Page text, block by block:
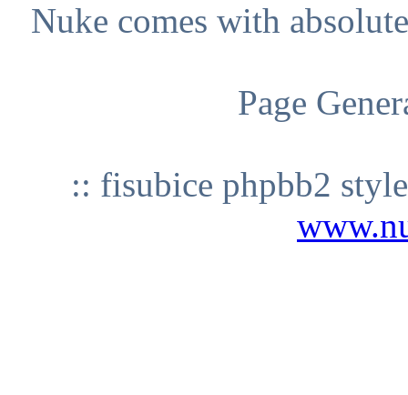
Nuke comes with
Page
:: fisubice phpbb2